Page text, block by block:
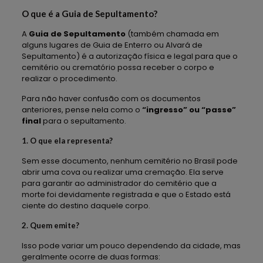
O que é a Guia de Sepultamento?
A Guia de Sepultamento(também chamada em
alguns lugares de Guia de Enterro ou Alvará de
Sepultamento) é a autorização física e legal para que o
cemitério ou crematório possa receber o corpo e
realizar o procedimento.
Para não haver confusão com os documentos
anteriores, pense nela como o “ingresso” ou “passe”
finalpara o sepultamento.
1. O que ela representa?
Sem esse documento, nenhum cemitério no Brasil pode
abrir uma cova ou realizar uma cremação. Ela serve
para garantir ao administrador do cemitério que a
morte foi devidamente registrada e que o Estado está
ciente do destino daquele corpo.
2. Quem emite?
Isso pode variar um pouco dependendo da cidade, mas
geralmente ocorre de duas formas: